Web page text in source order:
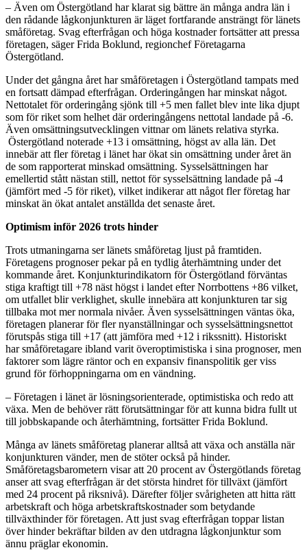
– Även om Östergötland har klarat sig bättre än många andra län i
den rådande lågkonjunkturen är läget fortfarande ansträngt för länets
småföretag. Svag efterfrågan och höga kostnader fortsätter att pressa
företagen, säger Frida Boklund, regionchef Företagarna
Östergötland.
Under det gångna året har småföretagen i Östergötland tampats med
en fortsatt dämpad efterfrågan. Orderingången har minskat något.
Nettotalet för orderingång sjönk till +5 men fallet blev inte lika djupt
som för riket som helhet där orderingångens nettotal landade på -6.
Även omsättningsutvecklingen vittnar om länets relativa styrka.
Östergötland noterade +13 i omsättning, högst av alla län. Det
innebär att fler företag i länet har ökat sin omsättning under året än
de som rapporterat minskad omsättning. Sysselsättningen har
emellertid stått nästan still, nettot för sysselsättning landade på -4
(jämfört med -5 för riket), vilket indikerar att något fler företag har
minskat än ökat antalet anställda det senaste året.
Optimism inför 2026 trots hinder
Trots utmaningarna ser länets småföretag ljust på framtiden.
Företagens prognoser pekar på en tydlig återhämtning under det
kommande året. Konjunkturindikatorn för Östergötland förväntas
stiga kraftigt till +78 näst högst i landet efter Norrbottens +86 vilket,
om utfallet blir verklighet, skulle innebära att konjunkturen tar sig
tillbaka mot mer normala nivåer. Även sysselsättningen väntas öka,
företagen planerar för fler nyanställningar och sysselsättningsnettot
förutspås stiga till +17 (att jämföra med +12 i rikssnitt). Historiskt
har småföretagare ibland varit överoptimistiska i sina prognoser, men
faktorer som lägre räntor och en expansiv finanspolitik ger viss
grund för förhoppningarna om en vändning.
– Företagen i länet är lösningsorienterade, optimistiska och redo att
växa. Men de behöver rätt förutsättningar för att kunna bidra fullt ut
till jobbskapande och återhämtning, fortsätter Frida Boklund.
Många av länets småföretag planerar alltså att växa och anställa när
konjunkturen vänder, men de stöter också på hinder.
Småföretagsbarometern visar att 20 procent av Östergötlands företag
anser att svag efterfrågan är det största hindret för tillväxt (jämfört
med 24 procent på riksnivå). Därefter följer svårigheten att hitta rätt
arbetskraft och höga arbetskraftskostnader som betydande
tillväxthinder för företagen. Att just svag efterfrågan toppar listan
över hinder bekräftar bilden av den utdragna lågkonjunktur som
ännu präglar ekonomin.